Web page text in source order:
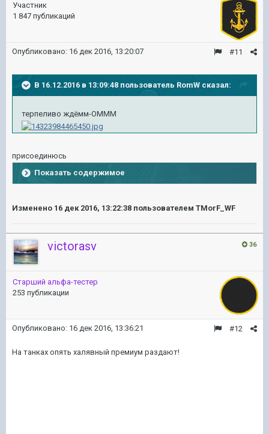
Участник
1 847 публикаций
#11
Опубликовано: 16 дек 2016, 13:20:07
В 16.12.2016 в 13:09:48 пользователь RomW сказал:
терпеливо ждёмм-ОМММ
присоединюсь
Показать содержимое
Изменено 16 дек 2016, 13:22:38 пользователем TMorF_WF
36
victorasv
Старший альфа-тестер
253 публикации
#12
Опубликовано: 16 дек 2016, 13:36:21
На танках опять халявный премиум раздают!